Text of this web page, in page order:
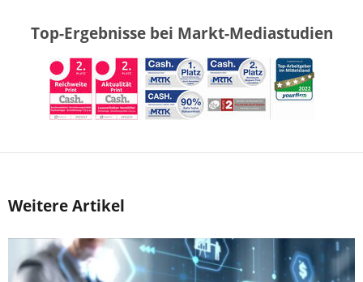
Top-Ergebnisse bei Markt-Mediastudien
Weitere Artikel